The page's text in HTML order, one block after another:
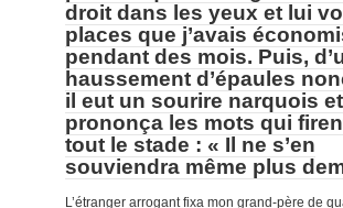
droit dans les yeux et lui
places que j’avais
pendant des mois. Puis,
haussement d’épaules
il eut un sourire narquois et
prononça les mots qui
tout le stade : « Il ne s’en
souviendra même plus
L’étranger arrogant fixa mon grand-père de